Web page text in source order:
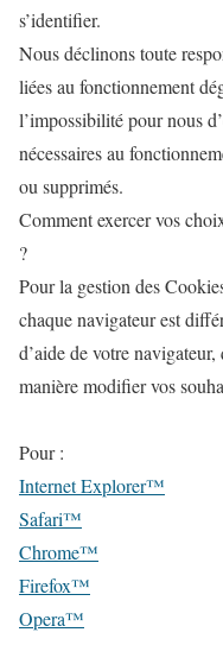
s’identifier.
Nous déclinons toute
liées au fonctionnement
l’impossibilité pour nous
nécessaires au
ou supprimés.
Comment exercer vos
?
Pour la gestion des
chaque navigateur est
d’aide de votre
manière modifier vos
Pour :
Internet Explorer™
Safari™
Chrome™
Firefox™
Opera™